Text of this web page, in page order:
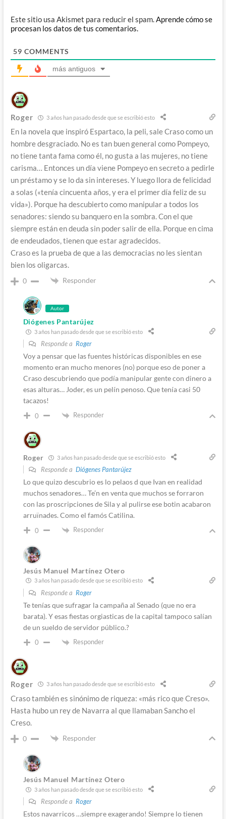
Este sitio usa Akismet para reducir el spam.Aprende cómo se
procesan los datos de tus comentarios.
59 COMMENTS
más antiguos
Roger 3 años han pasado desde que se escribió esto
En la novela que inspiró Espartaco, la peli, sale Craso como un
hombre desgraciado. No es tan buen general como Pompeyo,
no tiene tanta fama como él, no gusta a las mujeres, no tiene
carisma… Entonces un día viene Pompeyo en secreto a pedirle
un préstamo y se lo da sin intereses. Y luego llora de felicidad
a solas («tenía cincuenta años, y era el primer día feliz de su
vida»). Porque ha descubierto como manipular a todos los
senadores: siendo su banquero en la sombra. Con el que
siempre están en deuda sin poder salir de ella. Porque en cima
de endeudados, tienen que estar agradecidos.
Craso es la prueba de que a las democracias no les sientan
bien los oligarcas.
0 Responder
Autor
Diógenes Pantarújez
3 años han pasado desde que se escribió esto
Responde a Roger
Voy a pensar que las fuentes históricas disponibles en ese
momento eran mucho menores (no) porque eso de poner a
Craso descubriendo que podía manipular gente con dinero a
esas alturas… Joder, es un pelín penoso. Que tenía casi 50
tacazos!
0 Responder
Roger 3 años han pasado desde que se escribió esto
Responde a Diógenes Pantarújez
Lo que quizo descubrio es lo pelaos d que Ivan en realidad
muchos senadores… Te’n en venta que muchos se forraron
con las proscripciones de Sila y al pulirse ese botin acabaron
arruïnades. Como el famós Catilina.
0 Responder
Jesús Manuel Martínez Otero
3 años han pasado desde que se escribió esto
Responde a Roger
Te tenías que sufragar la campaña al Senado (que no era
barata). Y esas fiestas orgiasticas de la capital tampoco salían
de un sueldo de servidor público.?
0 Responder
Roger 3 años han pasado desde que se escribió esto
Craso también es sinónimo de riqueza: «más rico que Creso».
Hasta hubo un rey de Navarra al que llamaban Sancho el
Creso.
0 Responder
Jesús Manuel Martínez Otero
3 años han pasado desde que se escribió esto
Responde a Roger
Estos navarricos …siempre exagerando! Siempre lo tienen